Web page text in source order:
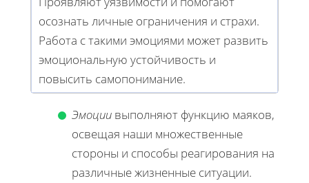
осознать личные ограничения и страхи.
Работа с такими эмоциями может развить
эмоциональную устойчивость и
повысить самопонимание.
Эмоции выполняют функцию маяков,
освещая наши множественные
стороны и способы реагирования на
различные жизненные ситуации.